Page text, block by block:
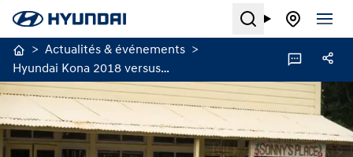
Search
> Actualités & événements >
Hyundai Kona 2018 versus Toyota C-HR : un combat difficile pour Toyota